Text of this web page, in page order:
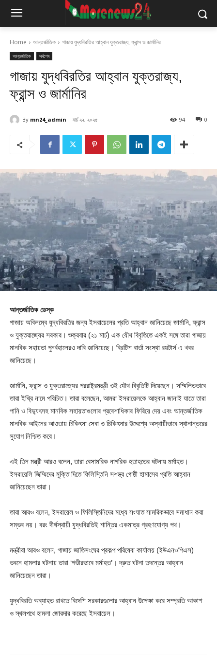
Home আন্তর্জাতিক গাজায় যুদ্ধবিরতির আহ্বান যুক্তরাজ্য, ফ্রান্স ও জার্মানির
আন্তর্জাতিক সর্বশেষ
গাজায় যুদ্ধবিরতির আহ্বান যুক্তরাজ্য,
ফ্রান্স ও জার্মানির
By mn24_admin মার্চ ২২, ২০২৫ 0
94
আন্তর্জাতিক ডেস্ক
গাজায় অবিলম্বে যুদ্ধবিরতির জন্য ইসরায়েলের প্রতি আহ্বান জানিয়েছে জার্মানি, ফ্রান্স
ও যুক্তরাজ্যের সরকার। শুক্রবার (২১ মার্চ) এক যৌথ বিবৃতিতে একই সঙ্গে তারা গাজায়
মানবিক সহায়তা পুনর্বহালেরও দাবি জানিয়েছে। ব্রিটিশ বার্তা সংস্থা রয়টার্স এ খবর
জানিয়েছে।
জার্মানি, ফ্রান্স ও যুক্তরাজ্যের পররাষ্ট্রমন্ত্রী ওই যৌথ বিবৃতিটি দিয়েছেন। সম্মিলিতভাবে
তারা ইথ্রি নামে পরিচিত। তারা বলেছেন, আমরা ইসরায়েলকে আহ্বান জানাই যাতে তারা
পানি ও বিদ্যুৎসহ মানবিক সহায়তাগুলোর প্রবেশাধিকার ফিরিয়ে দেয় এবং আন্তর্জাতিক
মানবিক আইনের আওতায় চিকিৎসা সেবা ও চিকিৎসার উদ্দেশ্যে অস্থায়ীভাবে স্থানান্তরের
সুযোগ নিশ্চিত করে।
এই তিন মন্ত্রী আরও বলেন, তারা বেসামরিক নাগরিক হতাহতের ঘটনায় মর্মাহত।
ইসরায়েলি জিম্মিদের মুক্তি দিতে ফিলিস্তিনি সশস্ত্র গোষ্ঠী হামাসের প্রতি আহ্বান
জানিয়েছেন তারা।
তারা আরও বলেন, ইসরায়েল ও ফিলিস্তিনিদের মধ্যে সংঘাত সামরিকভাবে সমাধান করা
সম্ভব নয়। বরং দীর্ঘস্থায়ী যুদ্ধবিরতিই শান্তির একমাত্র গ্রহণযোগ্য পথ।
মন্ত্রীরা আরও বলেন, গাজায় জাতিসংঘের প্রকল্প পরিষেবা কার্যালয় (ইউএনওপিএস)
ভবনে হামলার ঘটনায় তারা ‘গভীরভাবে মর্মাহত’। দ্রুত ঘটনা তদন্তের আহ্বান
জানিয়েছেন তারা।
যুদ্ধবিরতি অব্যাহত রাখতে বিদেশি সরকারগুলোর আহ্বান উপেক্ষা করে সম্প্রতি আকাশ
ও স্থলপথে হামলা জোরদার করেছে ইসরায়েল।